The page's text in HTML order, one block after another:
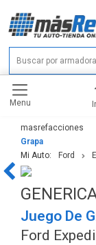
Menu
masrefacciones
Grapa
Mi Auto:
Ford
Juego De
Ford